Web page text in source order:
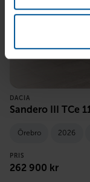
DACIA
Sandero III TCe
Örebro 2026
PRIS
262 900 kr